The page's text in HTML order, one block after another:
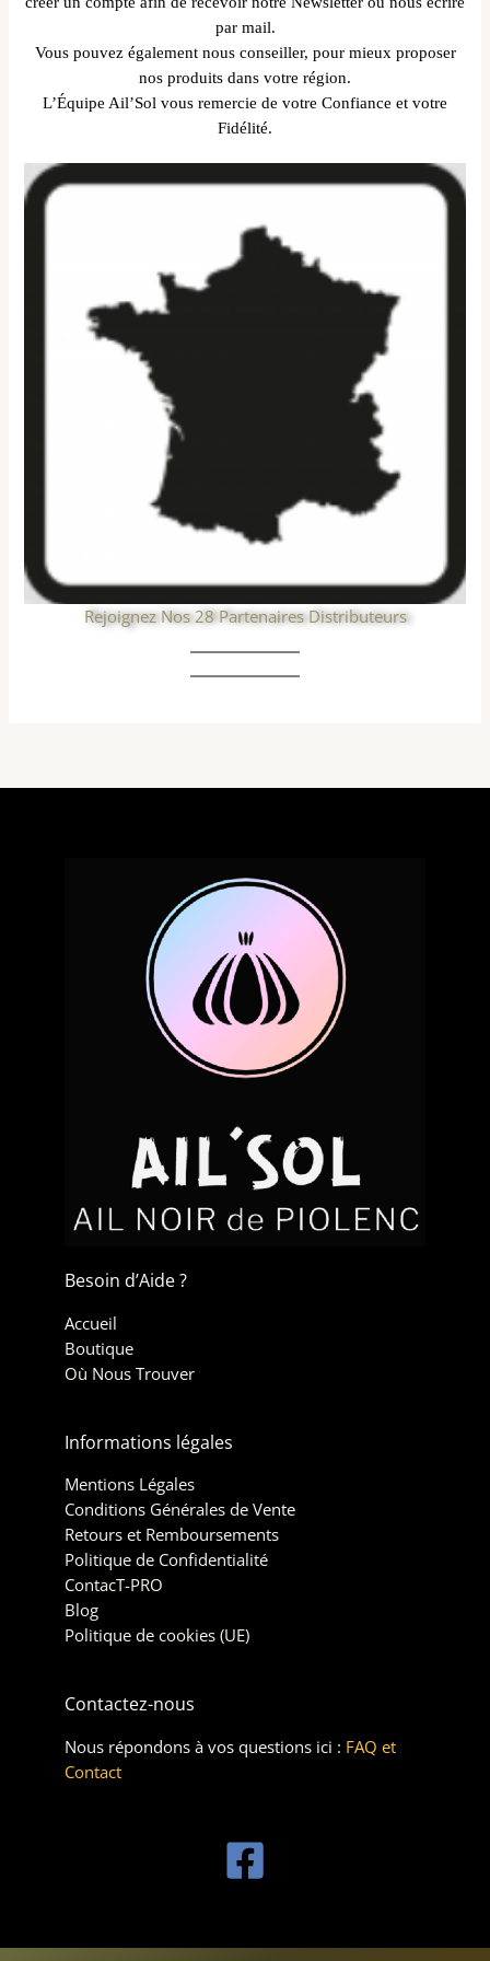
par mail.
Vous pouvez également nous conseiller, pour mieux proposer
nos produits dans votre région.
L’Équipe Ail’Sol vous remercie de votre Confiance et votre
Fidélité.
Rejoignez Nos 28 Partenaires Distributeurs
Besoin d’Aide ?
Accueil
Boutique
Où Nous Trouver
Informations légales
Mentions Légales
Conditions Générales de Vente
Retours et Remboursements
Politique de Confidentialité
ContacT-PRO
Blog
Politique de cookies (UE)
Contactez-nous
Nous répondons à vos questions ici : FAQ et
Contact